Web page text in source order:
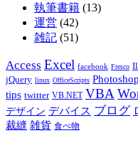
執筆書籍 (13)
運営 (42)
雑記 (51)
Access Excel facebook Fresco
jQuery linux OfficeScripts Photoshop
tips twitter VB.NET VBA
デザイン デバイス ブログ
裁縫 雑貨 食べ物